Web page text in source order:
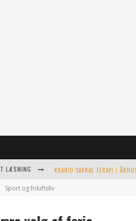
LÆSNING
Sport og friluftsliv